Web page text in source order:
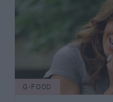
G-FOOD